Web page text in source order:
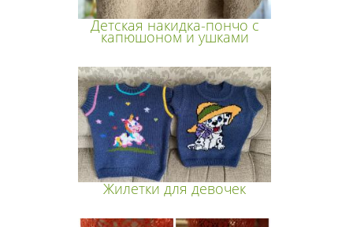
Детская накидка-пончо с
капюшоном и ушками
Жилетки для девочек